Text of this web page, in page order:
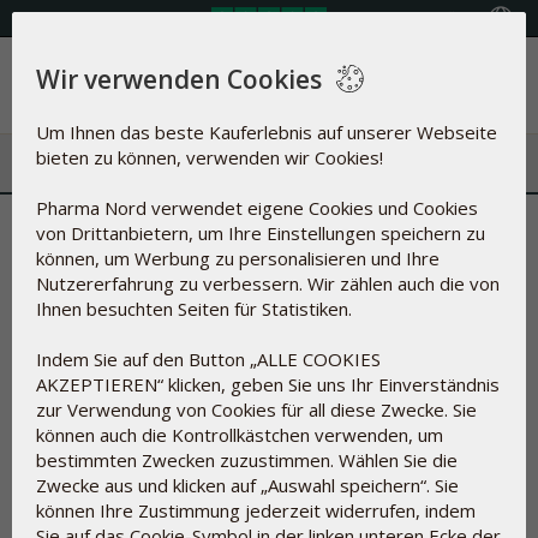
Menü
Stabiler Blutzucker hilft auch
beim Abnehmen
Wir verwenden Cookies
Um Ihnen das beste Kauferlebnis auf unserer Webseite
bieten zu können, verwenden wir Cookies!
Pharma Nord verwendet eigene Cookies und Cookies
von Drittanbietern, um Ihre Einstellungen speichern zu
können, um Werbung zu personalisieren und Ihre
Nutzererfahrung zu verbessern. Wir zählen auch die von
Ihnen besuchten Seiten für Statistiken.
Indem Sie auf den Button „ALLE COOKIES
AKZEPTIEREN“ klicken, geben Sie uns Ihr Einverständnis
zur Verwendung von Cookies für all diese Zwecke. Sie
können auch die Kontrollkästchen verwenden, um
bestimmten Zwecken zuzustimmen. Wählen Sie die
Zwecke aus und klicken auf „Auswahl speichern“. Sie
können Ihre Zustimmung jederzeit widerrufen, indem